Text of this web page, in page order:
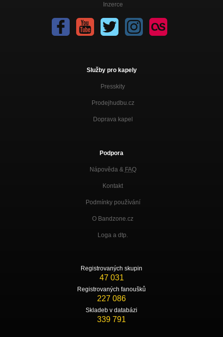
Inzerce
Služby pro kapely
Presskity
Prodejhudbu.cz
Doprava kapel
Podpora
Nápověda & FAQ
Kontakt
Podmínky používání
O Bandzone.cz
Loga a dtp.
Registrovaných skupin
47 031
Registrovaných fanoušků
227 086
Skladeb v databázi
339 791